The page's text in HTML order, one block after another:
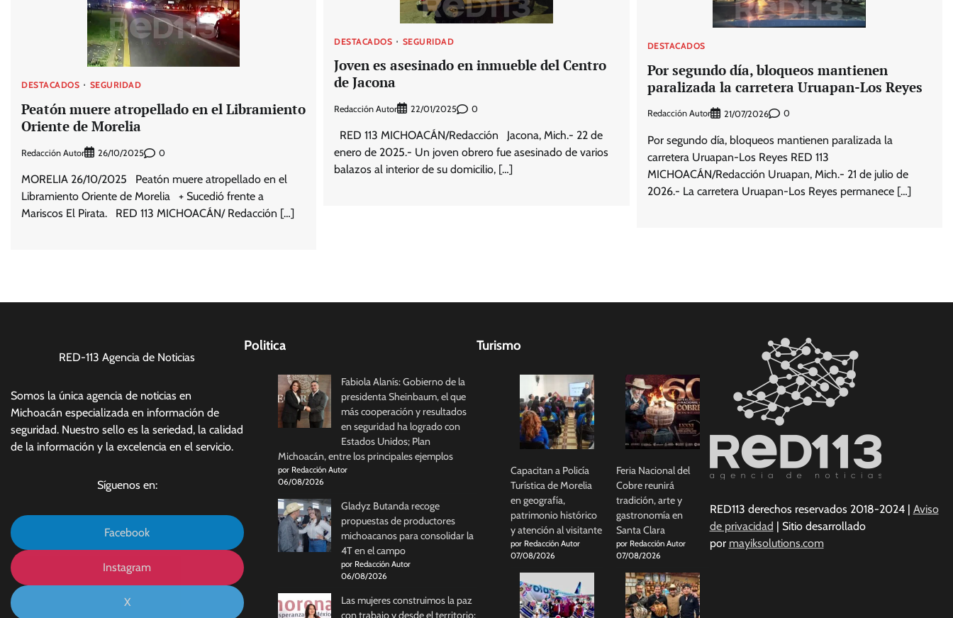
DESTACADOS SEGURIDAD
Peatón muere atropellado en el Libramiento
Oriente de Morelia
Redacción Autor 26/10/2025 0
MORELIA 26/10/2025 Peatón muere atropellado en el
Libramiento Oriente de Morelia + Sucedió frente a
Mariscos El Pirata. RED 113 MICHOACÁN/ Redacción […]
DESTACADOS SEGURIDAD
Joven es asesinado en inmueble del Centro
de Jacona
Redacción Autor 22/01/2025 0
RED 113 MICHOACÁN/Redacción Jacona, Mich.- 22 de
enero de 2025.- Un joven obrero fue asesinado de varios
balazos al interior de su domicilio, […]
DESTACADOS
Por segundo día, bloqueos mantienen
paralizada la carretera Uruapan-Los Reyes
Redacción Autor 21/07/2026 0
Por segundo día, bloqueos mantienen paralizada la
carretera Uruapan-Los Reyes RED 113
MICHOACÁN/Redacción Uruapan, Mich.- 21 de julio de
2026.- La carretera Uruapan-Los Reyes permanece […]
RED-113 Agencia de Noticias
Somos la única agencia de noticias en
Michoacán especializada en información de
seguridad. Nuestro sello es la seriedad, la calidad
de la información y la excelencia en el servicio.
Síguenos en:
Facebook
Instagram
X
Politica
Fabiola Alanís: Gobierno de la
presidenta Sheinbaum, el que
más cooperación y resultados
en seguridad ha logrado con
Estados Unidos; Plan
Michoacán, entre los principales ejemplos
por Redacción Autor
06/08/2026
Gladyz Butanda recoge
propuestas de productores
michoacanos para consolidar la
4T en el campo
por Redacción Autor
06/08/2026
Las mujeres construimos la paz
con trabajo y desde el territorio:
Turismo
Capacitan a Policía
Turística de Morelia
en geografía,
patrimonio histórico
y atención al visitante
por Redacción Autor
07/08/2026
Feria Nacional del
Cobre reunirá
tradición, arte y
gastronomía en
Santa Clara
por Redacción Autor
07/08/2026
RED113 derechos reservados 2018-2024 | Aviso
de privacidad | Sitio desarrollado
por mayiksolutions.com